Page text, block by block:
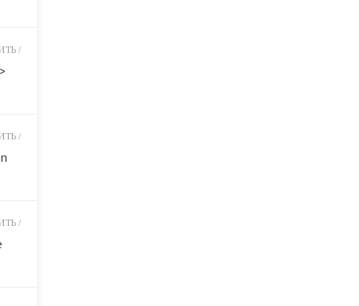
/
/
/